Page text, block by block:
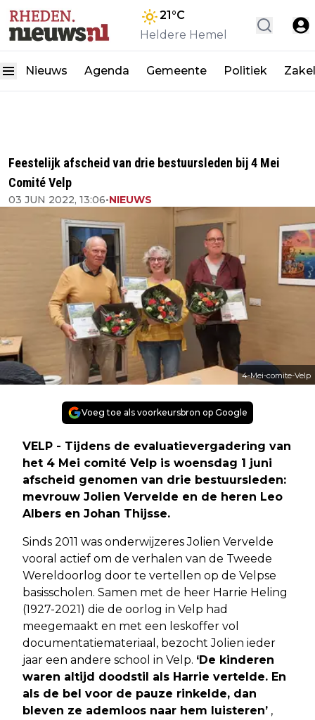
21°C
Heldere Hemel
Nieuws Agenda Gemeente Politiek
Feestelijk afscheid van drie bestuursleden bij 4 Mei
Comité Velp
03 JUN 2022, 13:06•NIEUWS
4-Mei-comite-Velp
Voeg toe als voorkeursbron op Google
VELP - Tijdens de evaluatievergadering van
het 4 Mei comité Velp is woensdag 1 juni
afscheid genomen van drie bestuursleden:
mevrouw Jolien Vervelde en de heren Leo
Albers en Johan Thijsse.
Sinds 2011 was onderwijzeres Jolien Vervelde
vooral actief om de verhalen van de Tweede
Wereldoorlog door te vertellen op de Velpse
basisscholen. Samen met de heer Harrie Heling
(1927-2021) die de oorlog in Velp had
meegemaakt en met een leskoffer vol
documentatiemateriaal, bezocht Jolien ieder
jaar een andere school in Velp. ‘De kinderen
waren altijd doodstil als Harrie vertelde. En
als de bel voor de pauze rinkelde, dan
bleven ze ademloos naar hem luisteren’ ,